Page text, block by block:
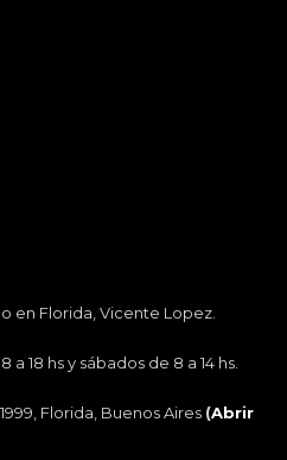
en Florida, Vicente Lopez.
a 18 hs y sábados de 8 a 14 hs.
Florida, Buenos Aires (Abrir